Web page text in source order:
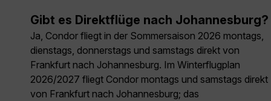
Gibt es Direktflüge nach Johannesburg?
Ja, Condor fliegt in der Sommersaison 2026 montags,
dienstags, donnerstags und samstags direkt von
Frankfurt nach Johannesburg. Im Winterflugplan
2026/2027 fliegt Condor montags und samstags direkt
von Frankfurt nach Johannesburg; das